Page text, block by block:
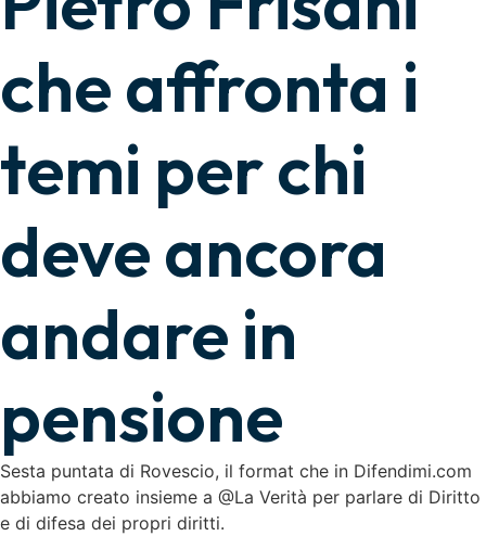
che affronta i
temi per chi
deve ancora
andare in
pensione
Sesta puntata di Rovescio, il format che in Difendimi.com
abbiamo creato insieme a @La Verità per parlare di Diritto
e di difesa dei propri diritti.